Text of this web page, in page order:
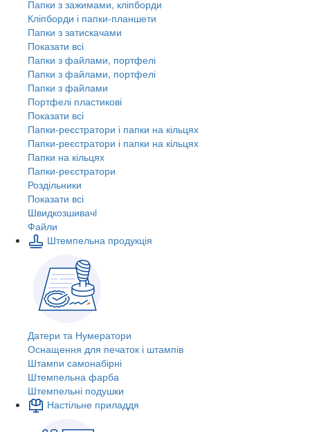
Папки з зажимами, кліпборди
Кліпборди і папки-планшети
Папки з затискачами
Показати всі
Папки з файлами, портфелі
Папки з файлами, портфелі
Папки з файлами
Портфелі пластикові
Показати всі
Папки-реєстратори і папки на кільцях
Папки-реєстратори і папки на кільцях
Папки на кільцях
Папки-реєстратори
Роздільники
Показати всі
Швидкозшивачi
Файли
Штемпельна продукція
Датери та Нумератори
Оснащення для печаток і штампів
Штампи самонабірні
Штемпельна фарба
Штемпельні подушки
Настільне приладдя